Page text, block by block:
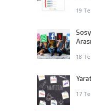
19
18
17